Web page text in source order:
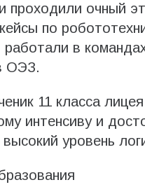
проходили очный
по
работали в
ОЭЗ.
11 класса
интенсиву и
уровень